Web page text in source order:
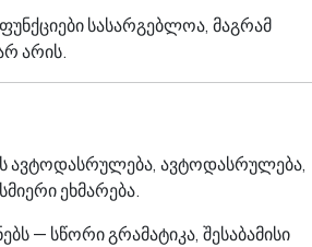
სასარგებლოა, მაგრამ
არის.
ავტოდასრულება, ავტოდასრულება,
ეხმარება.
— სწორი გრამატიკა, შესაბამისი